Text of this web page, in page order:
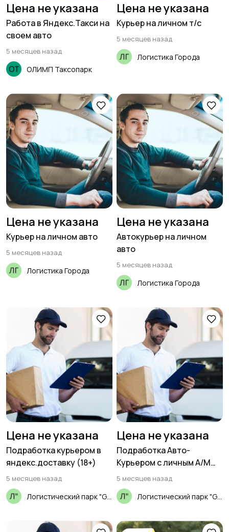
Для Бизнеса
Цена не указана
Работа в Яндекс.Такси на
своем авто
5 месяцев назад
ОЛИМП Таксопарк
Цена не указана
Курьер на личном т/с
5 месяцев назад
Логистика Города
Цена не указана
Курьер на личном авто
5 месяцев назад
Логистика Города
Цена не указана
Автокурьер на личном
авто
5 месяцев назад
Логистика Города
Цена не указана
Подработка курьером в
яндекс.доставку (18+)
5 месяцев назад
Цена не указана
Подработка Авто-
Курьером с личным А/М
(18+)
5 месяцев назад